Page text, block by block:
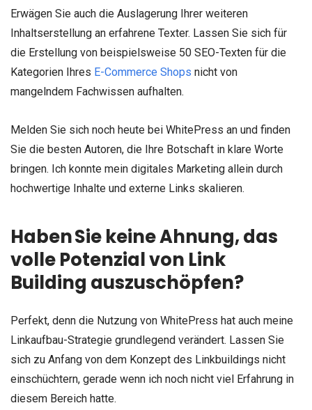
Erwägen Sie auch die Auslagerung Ihrer weiteren
Inhaltserstellung an erfahrene Texter. Lassen Sie sich für
die Erstellung von beispielsweise 50 SEO-Texten für die
Kategorien Ihres E-Commerce Shops nicht von
mangelndem Fachwissen aufhalten.
Melden Sie sich noch heute bei WhitePress an und finden
Sie die besten Autoren, die Ihre Botschaft in klare Worte
bringen. Ich konnte mein digitales Marketing allein durch
hochwertige Inhalte und externe Links skalieren.
Haben Sie keine Ahnung, das
volle Potenzial von Link
Building auszuschöpfen?
Perfekt, denn die Nutzung von WhitePress hat auch meine
Linkaufbau-Strategie grundlegend verändert. Lassen Sie
sich zu Anfang von dem Konzept des Linkbuildings nicht
einschüchtern, gerade wenn ich noch nicht viel Erfahrung in
diesem Bereich hatte.